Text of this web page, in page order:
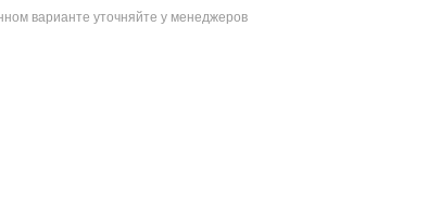
варианте уточняйте у менеджеров